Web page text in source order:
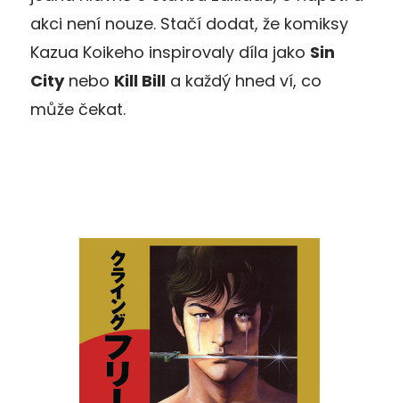
akci není nouze. Stačí dodat, že komiksy
Kazua Koikeho inspirovaly díla jako Sin
Citynebo Kill Bill a každý hned ví, co
může čekat.